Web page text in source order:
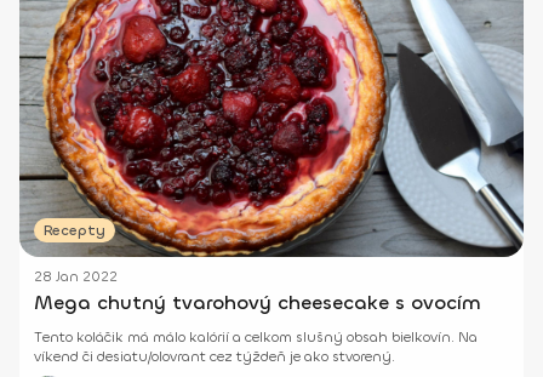
Recepty
28 Jan 2022
Mega chutný tvarohový cheesecake s ovocím
Tento koláčik má málo kalórií a celkom slušný obsah bielkovín. Na
víkend či desiatu/olovrant cez týždeň je ako stvorený.